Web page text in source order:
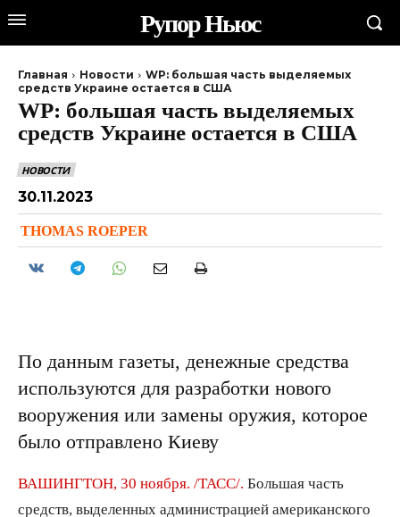
Рупор Ньюс
Главная Новости
WP: большая часть выделяемых
средств Украине остается в США
WP: большая часть выделяемых
средств Украине остается в США
НОВОСТИ
30.11.2023
THOMAS ROEPER
По данным газеты, денежные средства
используются для разработки нового
вооружения или замены оружия, которое
было отправлено Киеву
ВАШИНГТОН, 30 ноября. /ТАСС/. Большая часть
средств, выделенных администрацией американского